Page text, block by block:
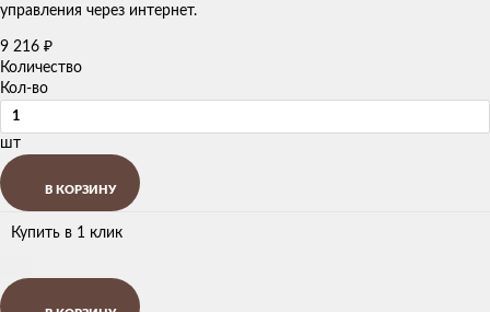
управления через интернет.
9 216 ₽
Количество
Кол-во
шт
В КОРЗИНУ
Купить в 1 клик